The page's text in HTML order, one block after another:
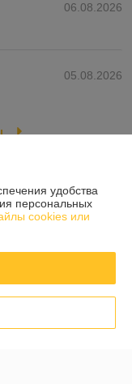
06.08.2026
05.08.2026
удобства
персональных
cookies или